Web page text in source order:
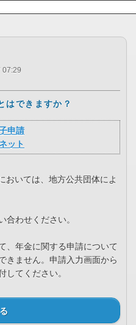
07:29
はできますか？
申請
ット
おいては、地方公共団体によ
合わせください。
、年金に関する申請について
きません。申請入力画面から
してください。